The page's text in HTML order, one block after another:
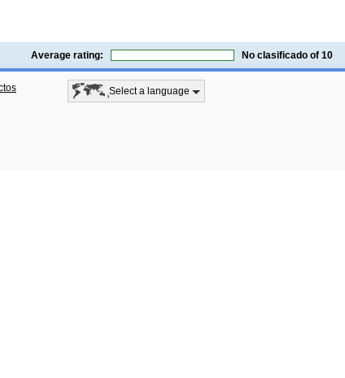
Average rating: No clasificado of 10
Select a language